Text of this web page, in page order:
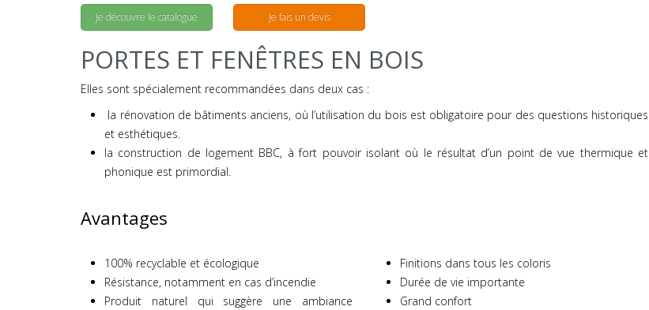
Je découvre le catalogue Je fais un devis
PORTES ET FENÊTRES EN BOIS
Elles sont spécialement recommandées dans deux cas :
la rénovation de bâtiments anciens, où l’utilisation du bois est obligatoire pour des questions historiques
et esthétiques.
la construction de logement BBC, à fort pouvoir isolant où le résultat d’un point de vue thermique et
phonique est primordial.
Avantages
100% recyclable et écologique
Résistance, notamment en cas d’incendie
Produit naturel qui suggère une ambiance
Finitions dans tous les coloris
Durée de vie importante
Grand confort